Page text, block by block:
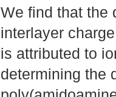
We find that the
interlayer
is attributed to
determining the